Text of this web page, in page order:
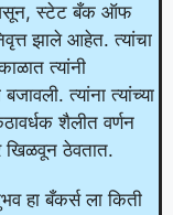
असून, स्टेट बँक ऑफ
झाले आहेत. त्यांचा
त्यांनी
त्यांना त्यांच्या
शैलीत वर्णन
खिळवून ठेवतात.
हा बँकर्स ला किती